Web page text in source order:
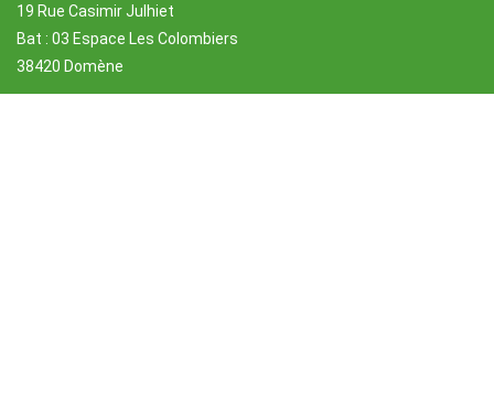
19 Rue Casimir Julhiet
Bat : 03 Espace Les Colombiers
38420 Domène